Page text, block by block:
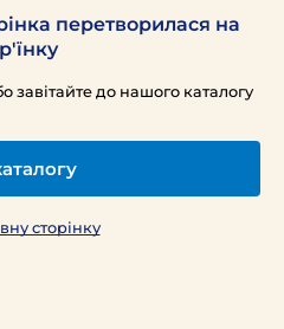
перетворилася на
завітайте до нашого каталогу
сторінку